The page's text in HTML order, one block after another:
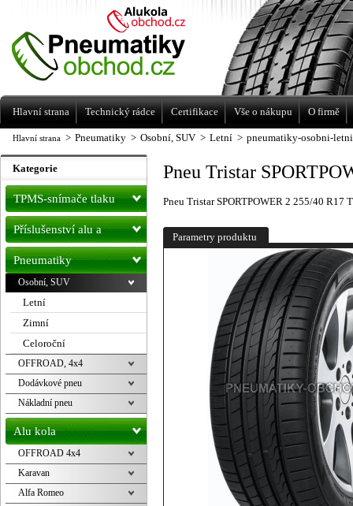
Hlavní strana > Pneumatiky > Osobní, SUV > Letní > pneumatiky-osobni-
Pneu Tristar
Pneu Tristar SPORTPOWER 2 255/40 R17
Parametry produktu
Kategorie
TPMS-snímače tlaku
Příslušenství alu a
pneu
Pneumatiky
Osobní, SUV
Letní
Zimní
Celoroční
OFFROAD, 4x4
Dodávkové pneu
Nákladní pneu
Alu kola
OFFROAD 4x4
Karavan
Alfa Romeo
Levné pneumatiky letní, zimní, Alu kola
a litá kola Racing Line
Hlavní strana Technický rádce Certifikace Vše o nákupu O firmě